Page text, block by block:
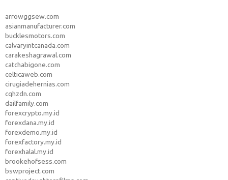
arrowggsew.com
asianmanufacturer.com
bucklesmotors.com
calvaryintcanada.com
carakeshagrawal.com
catchabigone.com
celticaweb.com
cirugiadehernias.com
cqhzdn.com
dailfamily.com
forexcrypto.my.id
forexdana.my.id
forexdemo.my.id
forexfactory.my.id
forexhalal.my.id
brookehofsess.com
bswproject.com